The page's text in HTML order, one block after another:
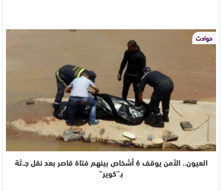
حوادث
العيون.. الأمن يوقف 6 أشخاص بينهم فتاة قاصر بعد نقل جـ.ثة
بـ”كوير”